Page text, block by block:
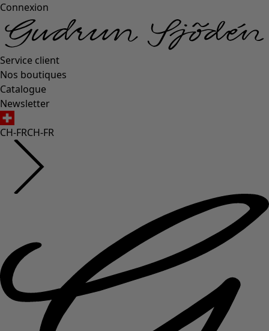
Connexion
Service client
Nos boutiques
Catalogue
Newsletter
CH-FRCH-FR